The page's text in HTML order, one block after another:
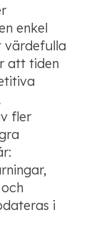
enkel
värdefulla
att tiden
fler
i